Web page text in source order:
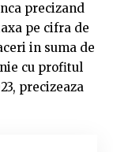
precizand
pe cifra de
in suma de
cu profitul
precizeaza